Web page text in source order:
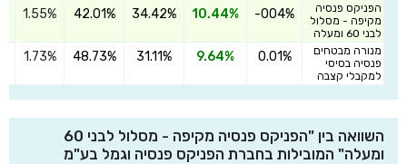
הפניקס פנסיה
מקיפה - מסלול
לבני 60 ומעלה
-004%
10.44%
34.42%
42.01%
1.55%
מנורה מבטחים
פנסיה בסיסי
למקבלי קצבה
0.01%
9.64%
31.11%
48.73%
1.73%
השוואה בין "הפניקס פנסיה מקיפה - מסלול לבני 60
ומעלה" המובילות בחברת הפניקס פנסיה וגמל בע"מ